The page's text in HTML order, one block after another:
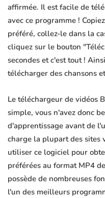
affirmée. Il est facile de
avec ce programme !
préféré, collez-le dans la
cliquez sur le bouton
secondes et c'est tout !
télécharger des chansons
Le téléchargeur de vidéos
simple, vous n'avez donc
d'apprentissage avant de
charge la plupart des sites
utiliser ce logiciel pour
préférées au format MP4
possède de nombreuses
l'un des meilleurs